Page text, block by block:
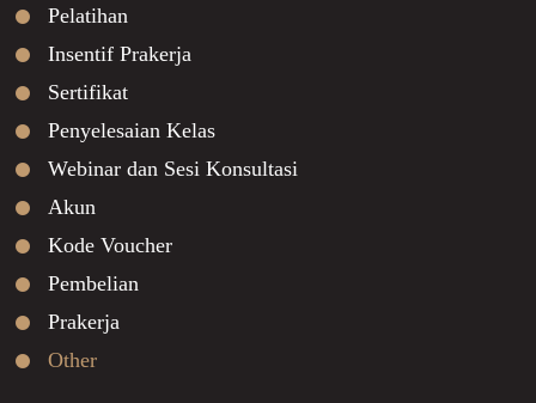
Pelatihan
Insentif Prakerja
Sertifikat
Penyelesaian Kelas
Webinar dan Sesi Konsultasi
Akun
Kode Voucher
Pembelian
Prakerja
Other